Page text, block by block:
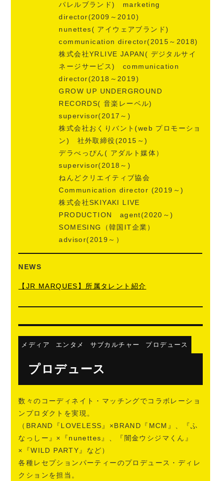
パレルブランド) marketing
director(2009～2010)
nunettes( アイウェアブランド)
communication director(2015～2018)
株式会社YRLIVE JAPAN( デジタルサイ
ネージサービス) communication
director(2018～2019)
GROW UP UNDERGROUND
RECORDS( 音楽レーベル)
supervisor(2017～)
株式会社おくりバント(web プロモーショ
ン) 社外取締役(2015～)
デラべっぴん( アダルト媒体）
supervisor(2018～)
ねんどクリエイティブ協会
Communication director (2019～)
株式会社SKIYAKI LIVE
PRODUCTION agent(2020～)
SOMESING（韓国IT企業）
advisor(2019～）
NEWS
【JR MARQUES】所属タレント紹介
メディア エンタメ サブカルチャー プロデュース
プロデュース
数々のコーディネイト・マッチングでコラボレーショ
ンプロダクトを実現。
（BRAND『LOVELESS』×BRAND『MCM』、『ふ
なっしー』×『nunettes』、『闇金ウシジマくん』
×『WILD PARTY』など）
各種レセプションパーティーのプロデュース・ディレ
クションを担当。